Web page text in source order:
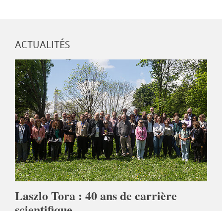
ACTUALITÉS
Laszlo Tora : 40 ans de carrière